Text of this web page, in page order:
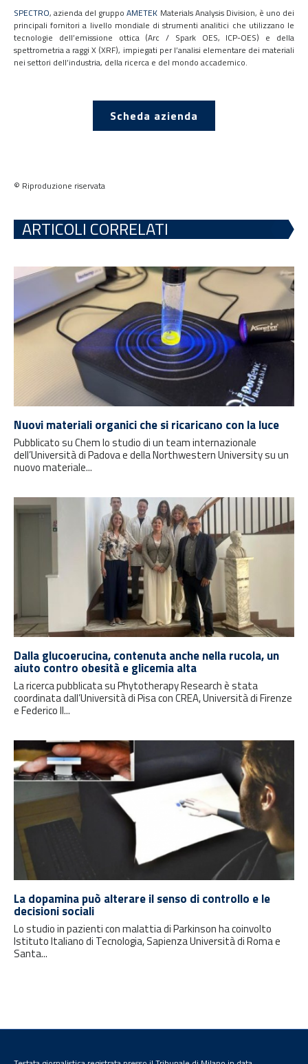
SPECTRO, azienda del gruppoAMETEK Materials Analysis Division, è uno dei
principali fornitori a livello mondiale di strumenti analitici che utilizzano le
tecnologie dell’emissione ottica (Arc / Spark OES, ICP-OES) e della
spettrometria a raggi X (XRF), impiegati per l’analisi elementare dei materiali
nei settori dell’industria, della ricerca e del mondo accademico.
Scheda azienda
© Riproduzione riservata
ARTICOLI CORRELATI
Nuovi materiali organici che si ricaricano con la luce
Pubblicato su Chem lo studio di un team internazionale
dell’Università di Padova e della Northwestern University su un
nuovo materiale...
Dalla glucoerucina, contenuta anche nella rucola, un
aiuto contro obesità e glicemia alta
La ricerca pubblicata su Phytotherapy Research è stata
coordinata dall’Università di Pisa con CREA, Università di Firenze
e Federico II...
La dopamina può alterare il senso di controllo e le
decisioni sociali
Lo studio in pazienti con malattia di Parkinson ha coinvolto
Istituto Italiano di Tecnologia, Sapienza Università di Roma e
Santa...